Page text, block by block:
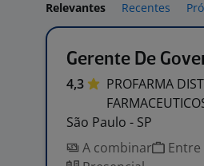
Relevantes Recentes
Gerente De
4,3
PROFARMA
São Paulo - SP
A combinar
Entre